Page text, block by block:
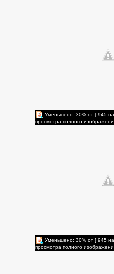
Уменьшено: 30% от [ 945
просмотра полного
Уменьшено: 30% от [ 945
просмотра полного